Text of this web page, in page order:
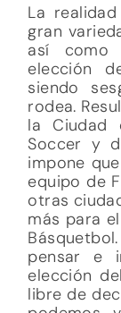
La
gran
así como
elección
siendo
rodea.
la Ciudad
Soccer y
impone
equipo de
otras
más para
pensar e
elección
libre de